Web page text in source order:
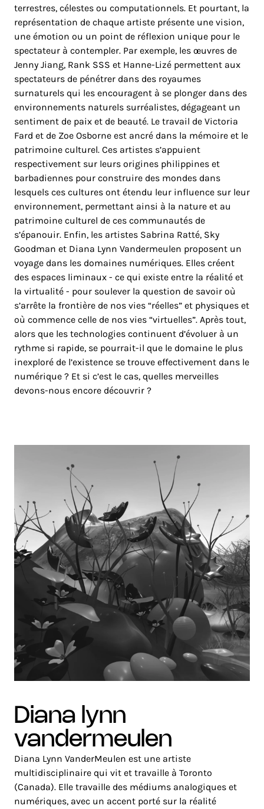
terrestres, célestes ou computationnels. Et pourtant, la
représentation de chaque artiste présente une vision,
une émotion ou un point de réflexion unique pour le
spectateur à contempler. Par exemple, les œuvres de
Jenny Jiang, Rank SSS et Hanne-Lizé permettent aux
spectateurs de pénétrer dans des royaumes
surnaturels qui les encouragent à se plonger dans des
environnements naturels surréalistes, dégageant un
sentiment de paix et de beauté. Le travail de Victoria
Fard et de Zoe Osborne est ancré dans la mémoire et le
patrimoine culturel. Ces artistes s’appuient
respectivement sur leurs origines philippines et
barbadiennes pour construire des mondes dans
lesquels ces cultures ont étendu leur influence sur leur
environnement, permettant ainsi à la nature et au
patrimoine culturel de ces communautés de
s’épanouir. Enfin, les artistes Sabrina Ratté, Sky
Goodman et Diana Lynn Vandermeulen proposent un
voyage dans les domaines numériques. Elles créent
des espaces liminaux - ce qui existe entre la réalité et
la virtualité - pour soulever la question de savoir où
s’arrête la frontière de nos vies “réelles” et physiques et
où commence celle de nos vies “virtuelles”. Après tout,
alors que les technologies continuent d’évoluer à un
rythme si rapide, se pourrait-il que le domaine le plus
inexploré de l’existence se trouve effectivement dans le
numérique ? Et si c’est le cas, quelles merveilles
devons-nous encore découvrir ?
diana lynn
vandermeulen
Diana Lynn VanderMeulen est une artiste
multidisciplinaire qui vit et travaille à Toronto
(Canada). Elle travaille des médiums analogiques et
numériques, avec un accent porté sur la réalité